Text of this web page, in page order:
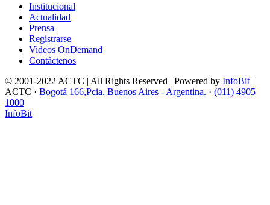
Institucional
Actualidad
Prensa
Registrarse
Videos OnDemand
Contáctenos
© 2001-2022 ACTC | All Rights Reserved | Powered by InfoBit |
ACTC · Bogotá 166,Pcia. Buenos Aires - Argentina. · (011) 4905
1000
InfoBit